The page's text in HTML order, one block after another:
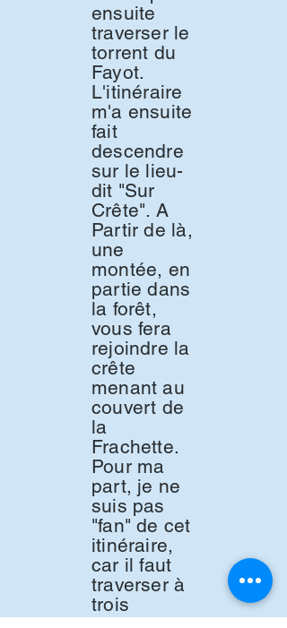
ensuite
traverser le
torrent du
Fayot.
L'itinéraire
m'a ensuite
fait
descendre
sur le lieu-
dit "Sur
Crête". A
Partir de là,
une
montée, en
partie dans
la forêt,
vous fera
rejoindre la
crête
menant au
couvert de
la
Frachette.
Pour ma
part, je ne
suis pas
"fan" de cet
itinéraire,
car il faut
traverser à
trois